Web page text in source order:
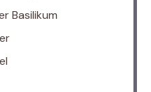
Basilikum